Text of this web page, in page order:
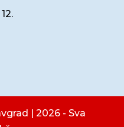
| 2026 - Sva